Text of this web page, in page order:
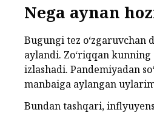
Nega aynan
Bugungi tez
aylandi. Zo‘riqqan
izlashadi. Pandemiyadan
manbaiga aylangan
Bundan tashqari,